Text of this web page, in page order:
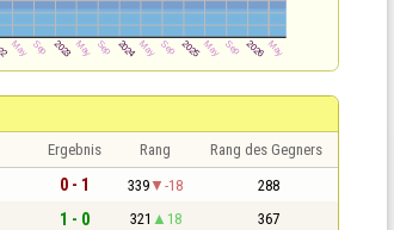
Ergebnis Rang Rang des Gegners
0 - 1 339 -18 288
1 - 0 321 18 367